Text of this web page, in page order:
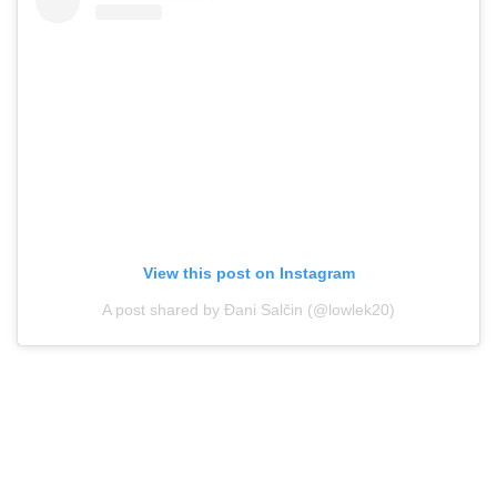
View this post on Instagram
A post shared by Đani Salčin (@lowlek20)